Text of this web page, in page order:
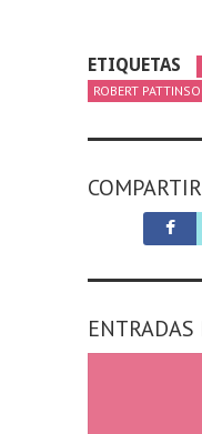
ETIQUETAS
ROBERT